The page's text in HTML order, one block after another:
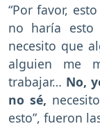
“Por favor,
no haría esto
necesito que
alguien me
trabajar… No,
no sé,
esto”, fueron